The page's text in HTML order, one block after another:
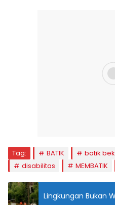
Tag: BATIK batik
disabilitas
MEMBATIK
Lingkungan Bukan